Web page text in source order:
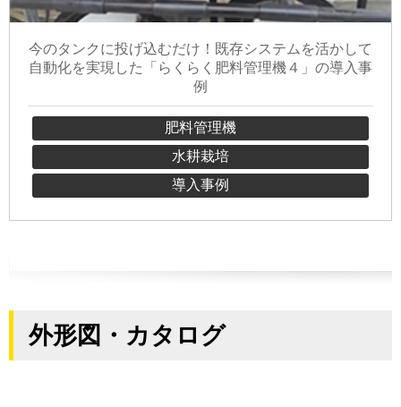
今のタンクに投げ込むだけ！既存システムを活かして
自動化を実現した「らくらく肥料管理機４」の導入事
例
肥料管理機
水耕栽培
導入事例
外形図・カタログ